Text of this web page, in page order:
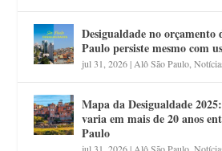
Desigualdade no orçamento
Paulo persiste mesmo com
jul 31, 2026| Alô São Paulo ,
Mapa da Desigualdade
varia em mais de 20 anos
Paulo
jul 31, 2026| Alô São Paulo ,